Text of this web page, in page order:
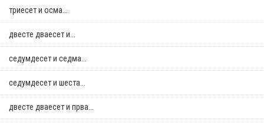
триесет и осма...
двестe дваесет и...
седумдесет и седма...
седумдесет и шеста...
двестe дваесет и прва...